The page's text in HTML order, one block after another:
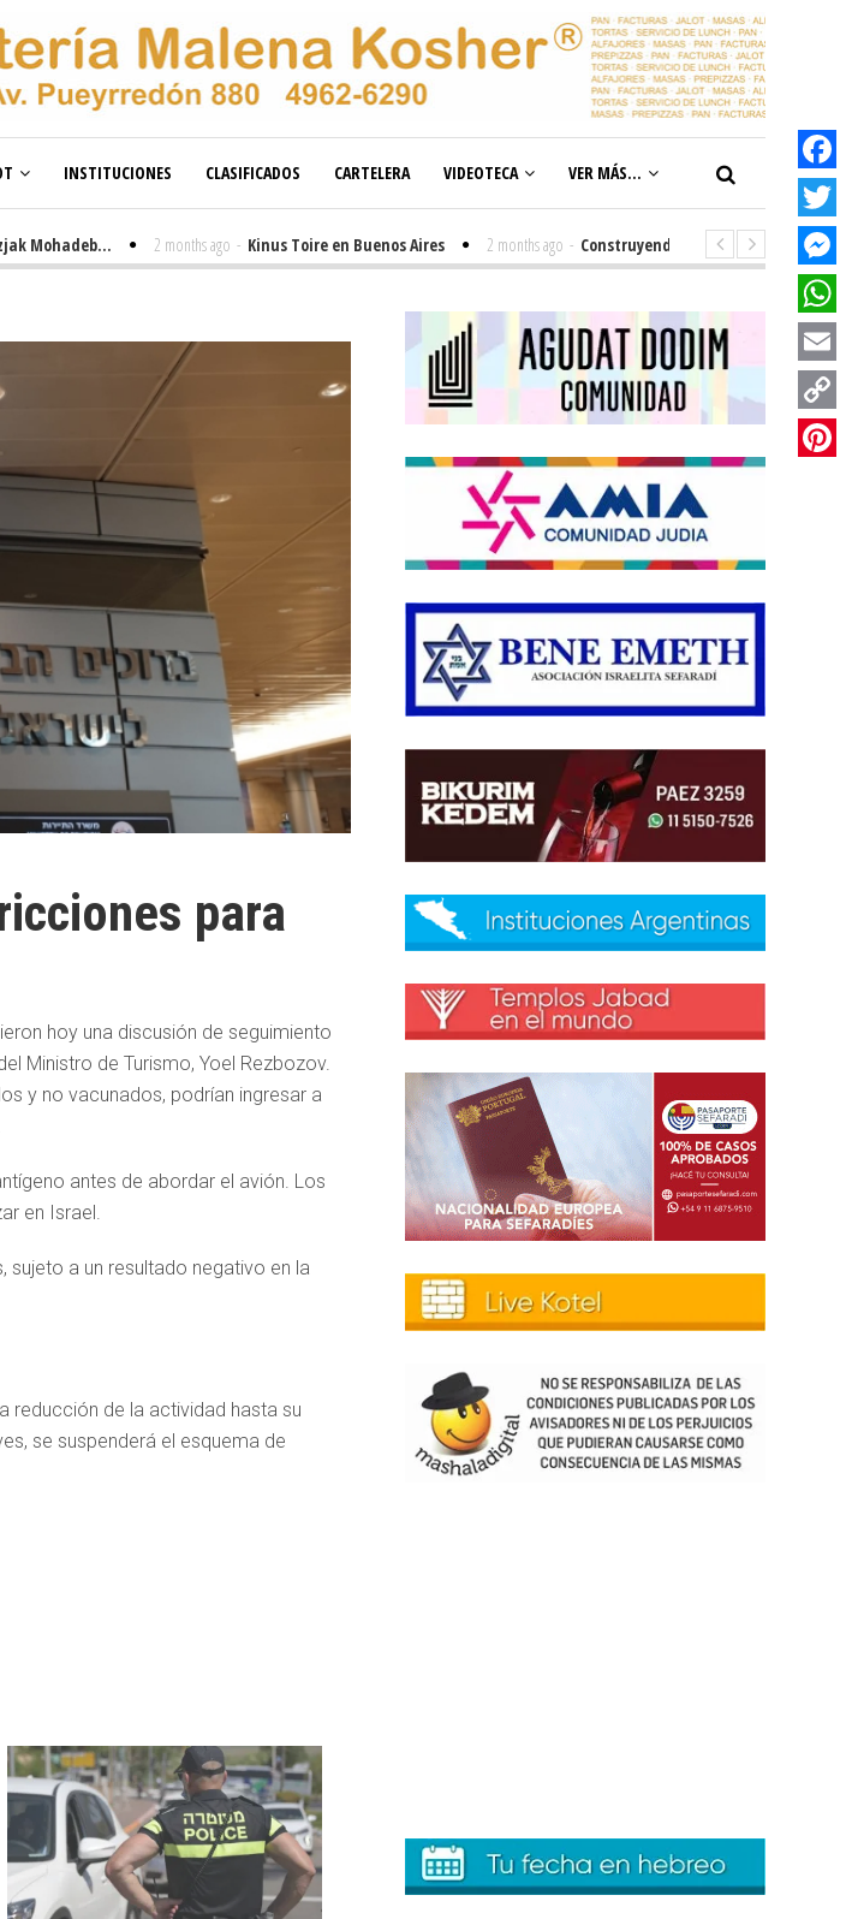
INSTITUCIONES CLASIFICADOS CARTELERA VIDEOTECA VER MÁS...
2 months ago - Kinus Toire en Buenos Aires 2 months ago - Construyendo el futuro de la inclusión en
para
hoy una discusión de seguimiento
Ministro de Turismo, Yoel Rezbozov.
y no vacunados, podrían ingresar a
antes de abordar el avión. Los
en Israel.
a un resultado negativo en la
reducción de la actividad hasta su
se suspenderá el esquema de
Facebook
Twitter
Email
Copy